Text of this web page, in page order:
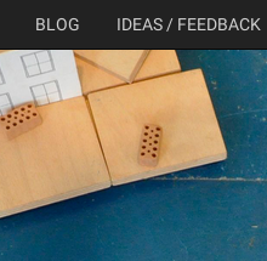
BLOG IDEAS / FEEDBACK